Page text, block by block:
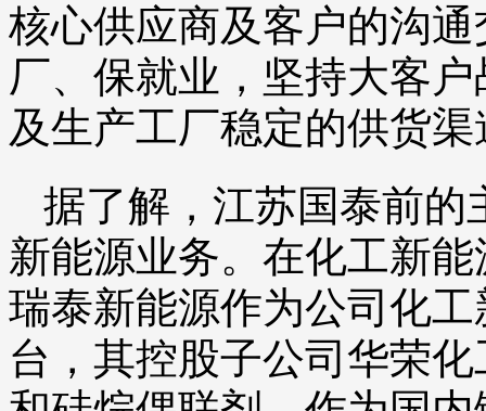
核心供应商及客户的沟
厂、保就业，坚持大客
及生产工厂稳定的供货渠
据了解，江苏国泰前的
新能源业务。在化工新
瑞泰新能源作为公司化
台，其控股子公司华荣